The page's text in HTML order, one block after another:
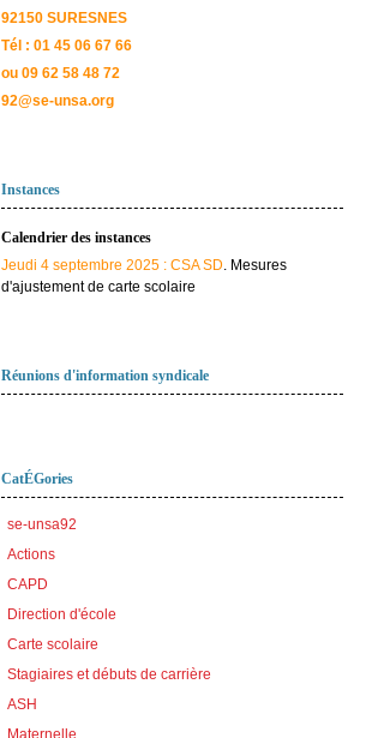
92150 SURESNES
Tél : 01 45 06 67 66
ou 09 62 58 48 72
92@se-unsa.org
Instances
Calendrier des instances
Jeudi 4 septembre 2025 : CSA SD. Mesures
d'ajustement de carte scolaire
Réunions d'information syndicale
CatÉGories
se-unsa92
Actions
CAPD
Direction d'école
Carte scolaire
Stagiaires et débuts de carrière
ASH
Maternelle